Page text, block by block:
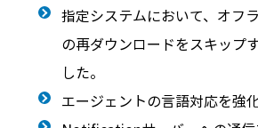
指定システムにおいて、オフ
の再ダウンロードをスキップ
した。
エージェントの言語対応を強